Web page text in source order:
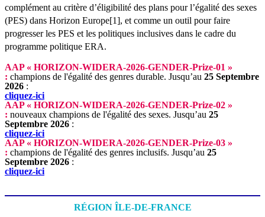
complément au critère d’éligibilité des plans pour l’égalité des sexes
(PES) dans Horizon Europe[1], et comme un outil pour faire
progresser les PES et les politiques inclusives dans le cadre du
programme politique ERA.
AAP « HORIZON-WIDERA-2026-GENDER-Prize-01 »
: champions de l'égalité des genres durable. Jusqu’au 25 Septembre
2026 :
cliquez-ici
AAP « HORIZON-WIDERA-2026-GENDER-Prize-02 »
: nouveaux champions de l'égalité des sexes. Jusqu’au 25
Septembre 2026 :
cliquez-ici
AAP « HORIZON-WIDERA-2026-GENDER-Prize-03 »
: champions de l'égalité des genres inclusifs. Jusqu’au 25
Septembre 2026 :
cliquez-ici
RÉGION ÎLE-DE-FRANCE